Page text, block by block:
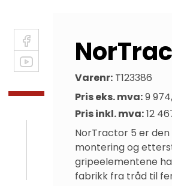
Varenr: T123386
Pris eks. mva:9
Pris inkl. mva:12
NorTractor 5 er
montering og
gripeelementene
fabrikk fra tråd til